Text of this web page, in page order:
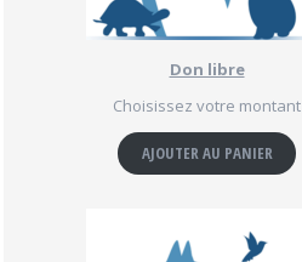
Don libre
Choisissez votre montant
AJOUTER AU PANIER